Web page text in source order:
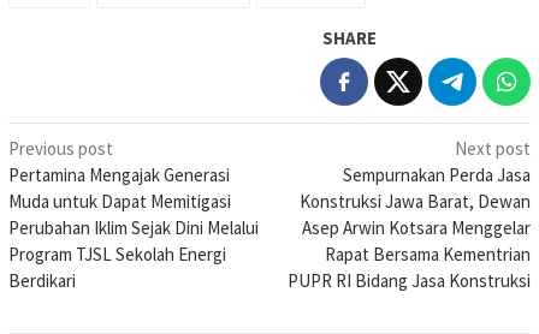
SHARE
Post
navigation
Previous post
Pertamina Mengajak Generasi
Muda untuk Dapat Memitigasi
Perubahan Iklim Sejak Dini Melalui
Program TJSL Sekolah Energi
Berdikari
Next post
Sempurnakan Perda Jasa
Konstruksi Jawa Barat, Dewan
Asep Arwin Kotsara Menggelar
Rapat Bersama Kementrian
PUPR RI Bidang Jasa Konstruksi